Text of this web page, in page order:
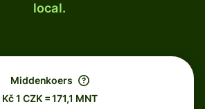
local.
Middenkoers
Kč 1 CZK = 171,1 MNT